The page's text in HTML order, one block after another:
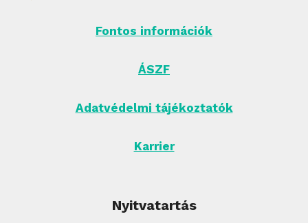
Fontos információk
ÁSZF
Adatvédelmi tájékoztatók
Karrier
Nyitvatartás